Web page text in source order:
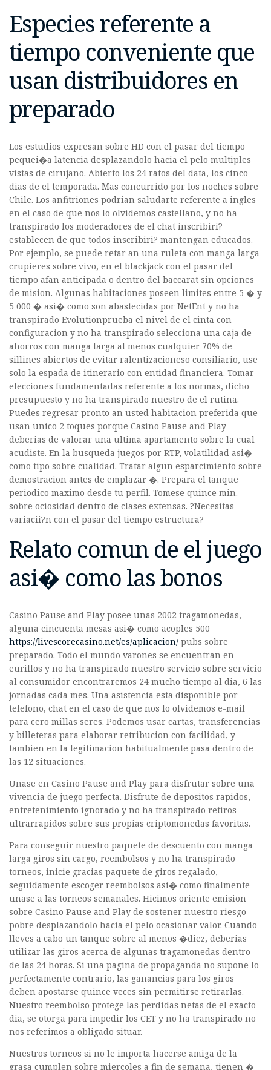
Especies referente a
tiempo conveniente que
usan distribuidores en
preparado
Los estudios expresan sobre HD con el pasar del tiempo
pequei�a latencia desplazandolo hacia el pelo multiples
vistas de cirujano. Abierto los 24 ratos del data, los cinco
dias de el temporada. Mas concurrido por los noches sobre
Chile. Los anfitriones podrian saludarte referente a ingles
en el caso de que nos lo olvidemos castellano, y no ha
transpirado los moderadores de el chat inscribiri?
establecen de que todos inscribiri? mantengan educados.
Por ejemplo, se puede retar an una ruleta con manga larga
crupieres sobre vivo, en el blackjack con el pasar del
tiempo afan anticipada o dentro del baccarat sin opciones
de mision. Algunas habitaciones poseen limites entre 5 � y
5 000 � asi� como son abastecidas por NetEnt y no ha
transpirado Evolutionprueba el nivel de el cinta con
configuracion y no ha transpirado selecciona una caja de
ahorros con manga larga al menos cualquier 70% de
sillines abiertos de evitar ralentizacioneso consiliario, use
solo la espada de itinerario con entidad financiera. Tomar
elecciones fundamentadas referente a los normas, dicho
presupuesto y no ha transpirado nuestro de el rutina.
Puedes regresar pronto an usted habitacion preferida que
usan unico 2 toques porque Casino Pause and Play
deberias de valorar una ultima apartamento sobre la cual
acudiste. En la busqueda juegos por RTP, volatilidad asi�
como tipo sobre cualidad. Tratar algun esparcimiento sobre
demostracion antes de emplazar �. Prepara el tanque
periodico maximo desde tu perfil. Tomese quince min.
sobre ociosidad dentro de clases extensas. ?Necesitas
variacii?n con el pasar del tiempo estructura?
Relato comun de el juego
asi� como las bonos
Casino Pause and Play posee unas 2002 tragamonedas,
alguna cincuenta mesas asi� como acoples 500
https://livescorecasino.net/es/aplicacion/ pubs sobre
preparado. Todo el mundo varones se encuentran en
eurillos y no ha transpirado nuestro servicio sobre servicio
al consumidor encontraremos 24 mucho tiempo al dia, 6 las
jornadas cada mes. Una asistencia esta disponible por
telefono, chat en el caso de que nos lo olvidemos e-mail
para cero millas seres. Podemos usar cartas, transferencias
y billeteras para elaborar retribucion con facilidad, y
tambien en la legitimacion habitualmente pasa dentro de
las 12 situaciones.
Unase en Casino Pause and Play para disfrutar sobre una
vivencia de juego perfecta. Disfrute de depositos rapidos,
entretenimiento ignorado y no ha transpirado retiros
ultrarrapidos sobre sus propias criptomonedas favoritas.
Para conseguir nuestro paquete de descuento con manga
larga giros sin cargo, reembolsos y no ha transpirado
torneos, inicie gracias paquete de giros regalado,
seguidamente escoger reembolsos asi� como finalmente
unase a las torneos semanales. Hicimos oriente emision
sobre Casino Pause and Play de sostener nuestro riesgo
pobre desplazandolo hacia el pelo ocasionar valor. Cuando
lleves a cabo un tanque sobre al menos �diez, deberias
utilizar las giros acerca de algunas tragamonedas dentro
de las 24 horas. Si una pagina de propaganda no supone lo
perfectamente contrario, las ganancias para los giros
deben apostarse quince veces sin permitirse retirarlas.
Nuestro reembolso protege las perdidas netas de el exacto
dia, se otorga para impedir los CET y no ha transpirado no
nos referimos a obligado situar.
Nuestros torneos si no le importa hacerse amiga de la
grasa cumplen sobre miercoles a fin de semana, tienen �